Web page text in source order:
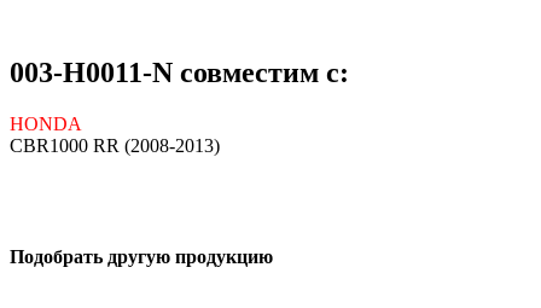
003-H0011-N совместим с:
HONDA
CBR1000 RR (2008-2013)
Подобрать другую продукцию